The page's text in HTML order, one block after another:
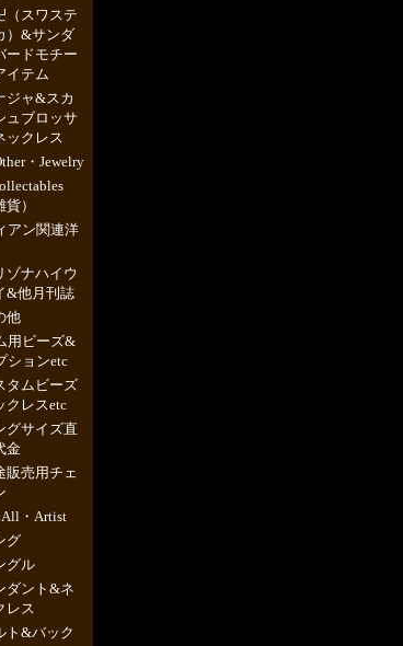
スワステ
）&サンダ
ードモチー
イテム
ャ&スカ
ュブロッサ
ックレス
・Jewelry
貨）
アン関連洋
ゾナハイウ
&他月刊誌
他
用ビーズ&
ションetc
タムビーズ
クレスetc
グサイズ直
金
販売用チェ
・Artist
グ
グル
ダント&ネ
レス
ト&バック